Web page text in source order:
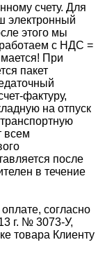
счету. Для
электронный
этого мы
с НДС =
При
пакет
фактуру,
на отпуск
всем
после
в течение
согласно
г. № 3073-У,
товара Клиенту